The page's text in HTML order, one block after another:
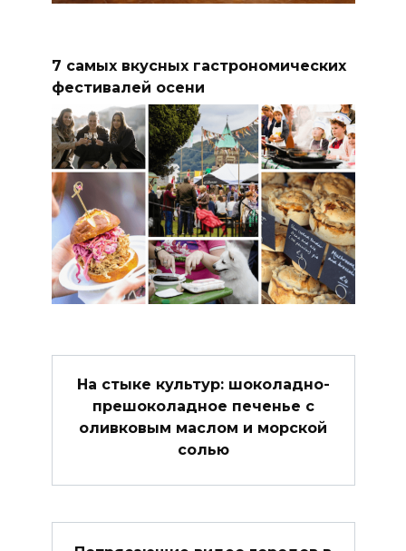
7 самых вкусных гастрономических
фестивалей осени
На стыке культур: шоколадно-
прешоколадное печенье с
оливковым маслом и морской
солью